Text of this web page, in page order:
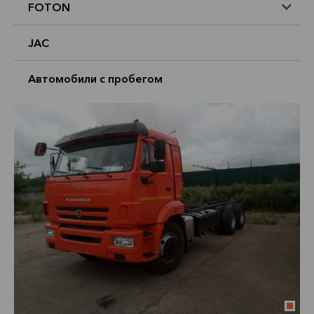
FOTON
JAC
Автомобили с пробегом